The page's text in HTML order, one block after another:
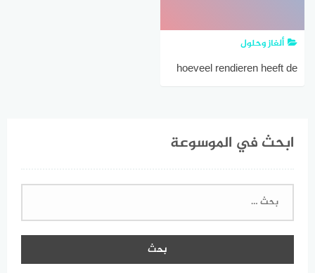
ألغاز وحلول
hoeveel rendieren heeft de
ابحث في الموسوعة
البحث